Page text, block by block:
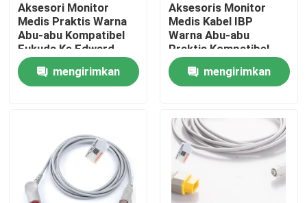
Rumah
Produk
Wisata pabrik
Aksesori Monitor
Medis Praktis Warna
Abu-abu Kompatibel
Fukuda Ke Edward
Multi Fungsi Kabel IBP
mengirimkan
Aksesoris Monitor
Medis Kabel IBP
Warna Abu-abu
Praktis Kompatibel
Siemens Untuk MX
Multi Fungsimengirimkan